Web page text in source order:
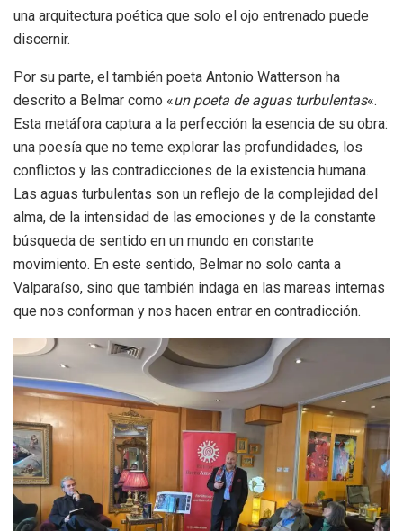
una arquitectura poética que solo el ojo entrenado puede
discernir.
Por su parte, el también poeta Antonio Watterson ha
descrito a Belmar como «un poeta de aguas turbulentas«.
Esta metáfora captura a la perfección la esencia de su obra:
una poesía que no teme explorar las profundidades, los
conflictos y las contradicciones de la existencia humana.
Las aguas turbulentas son un reflejo de la complejidad del
alma, de la intensidad de las emociones y de la constante
búsqueda de sentido en un mundo en constante
movimiento. En este sentido, Belmar no solo canta a
Valparaíso, sino que también indaga en las mareas internas
que nos conforman y nos hacen entrar en contradicción.